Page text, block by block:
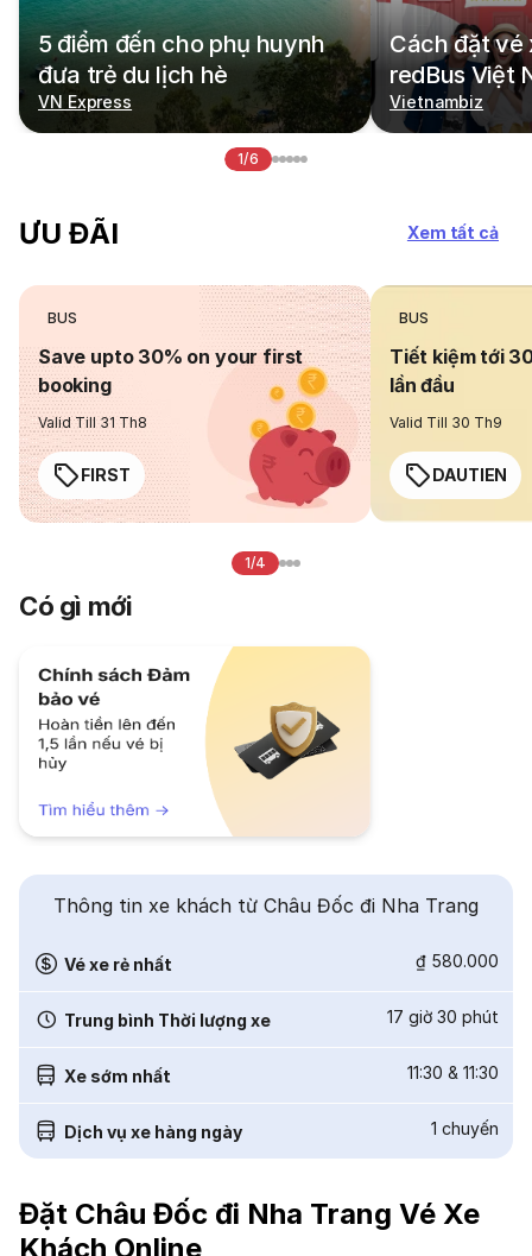
5 điểm đến cho phụ huynh
đưa trẻ du lịch hè
VN Express
Cách đặt vé
redBus Việt
Vietnambiz
1/6
ƯU ĐÃI Xem tất cả
BUS
Save upto 30% on your first
booking
Valid Till 31 Th8
FIRST
BUS
Tiết kiệm tới
lần đầu
Valid Till 30 Th9
DAUTIEN
1/4
Có gì mới
Thông tin xe khách từ Châu Đốc đi Nha Trang
Vé xe rẻ nhất ₫ 580.000
Trung bình Thời lượng xe 17 giờ 30 phút
Xe sớm nhất 11:30 & 11:30
Dịch vụ xe hàng ngày 1 chuyến
Đặt Châu Đốc đi Nha Trang Vé Xe
Khách Online